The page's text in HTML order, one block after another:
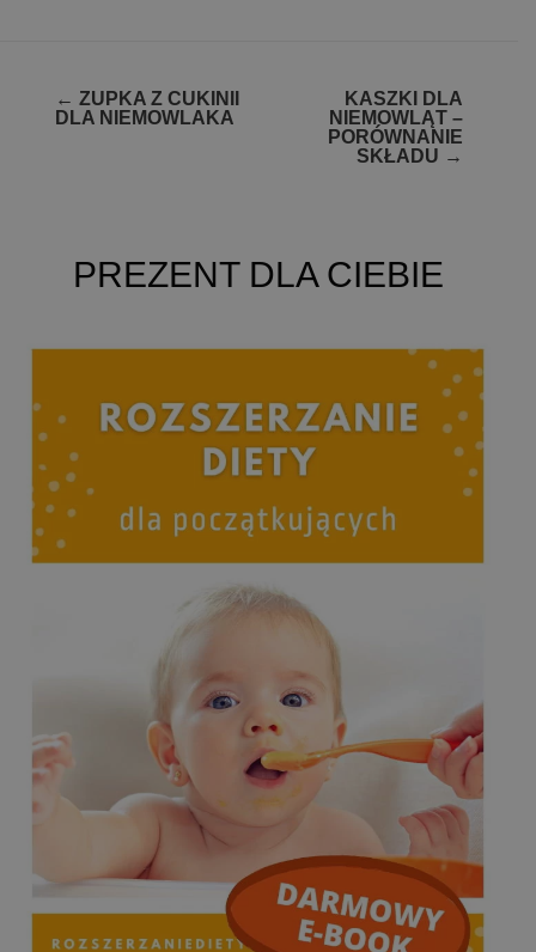
Zobacz
wpisy
← ZUPKA Z CUKINII
DLA NIEMOWLAKA
KASZKI DLA
NIEMOWLĄT –
PORÓWNANIE
SKŁADU →
PREZENT DLA CIEBIE